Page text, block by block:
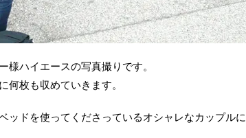
様ハイエースの写真撮りです。
何枚も収めていきます。
ッドを使ってくださっているオシャレなカップルに